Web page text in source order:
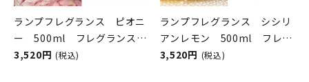
ランプフレグランス ピオニ
ー 500ml フレグランスラ
ンプ用オイル
3,520円 (税込)
ランプフレグランス シシリ
アンレモン 500ml フレグ
ランスランプ用オイル
3,520円 (税込)